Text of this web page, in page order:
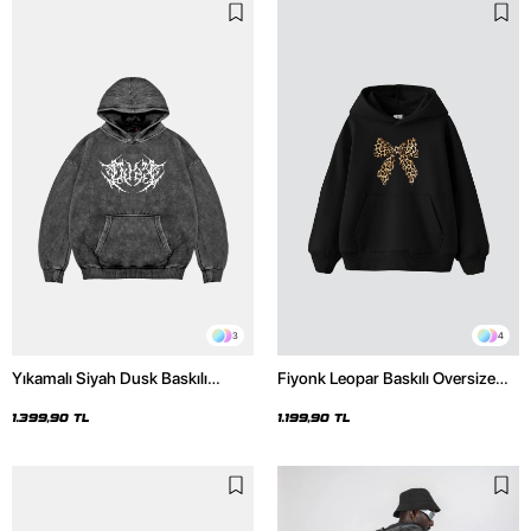
3
Yıkamalı Siyah Dusk Baskılı
1.399,90 TL
4
Fiyonk Leopar Baskılı Oversize
1.199,90 TL